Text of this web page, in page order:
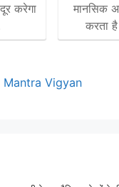
करेगा
मानसिक
करता
Mantra Vigyan